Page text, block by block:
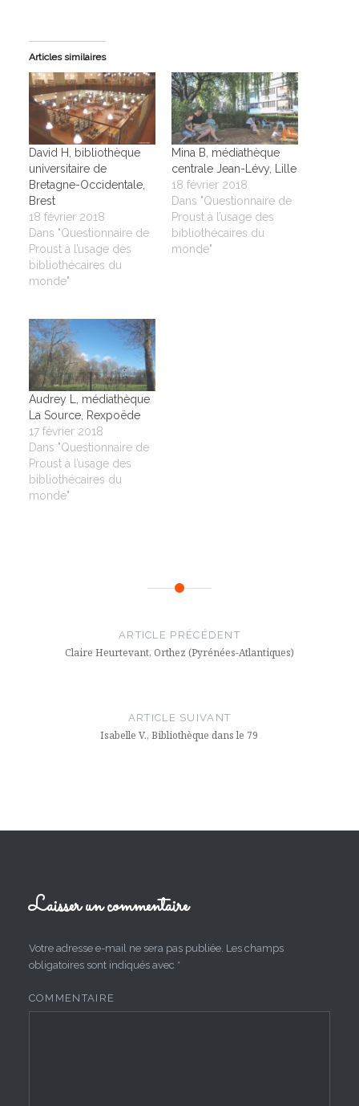
Articles similaires
David H, bibliothèque
universitaire de
Bretagne-Occidentale,
Brest
18 février 2018
Dans "Questionnaire de
Proust à l’usage des
bibliothécaires du
monde"
Mina B, médiathèque
centrale Jean-Lévy, Lille
18 février 2018
Dans "Questionnaire de
Proust à l’usage des
bibliothécaires du
monde"
Audrey L, médiathèque
La Source, Rexpoëde
17 février 2018
Dans "Questionnaire de
Proust à l’usage des
bibliothécaires du
monde"
ARTICLE PRÉCÉDENT
Claire Heurtevant, Orthez (Pyrénées-Atlantiques)
ARTICLE SUIVANT
Isabelle V., Bibliothèque dans le 79
Laisser un commentaire
Votre adresse e-mail ne sera pas publiée. Les champs
obligatoires sont indiqués avec *
COMMENTAIRE